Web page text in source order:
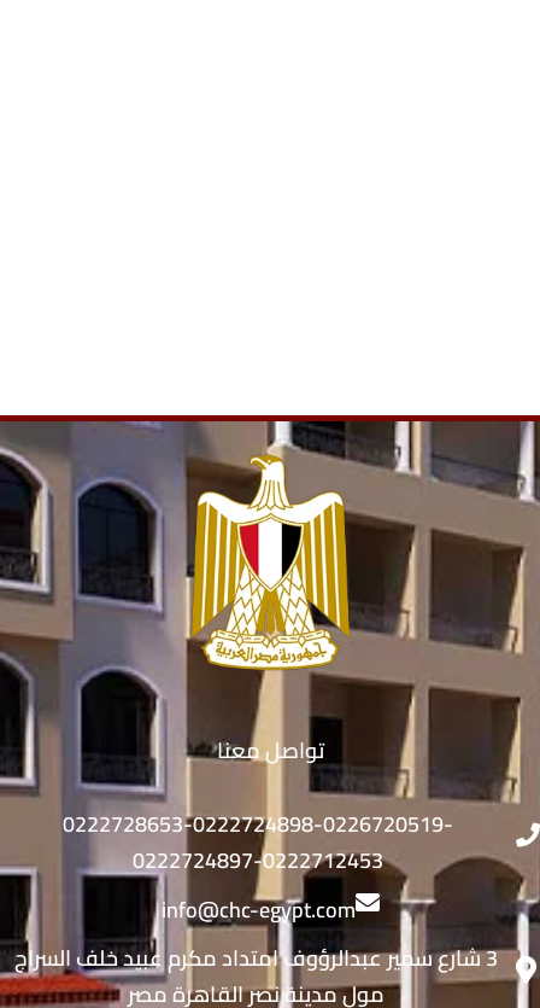
تواصل معنا
0222728653-0222724898-0226720519-
0222724897-0222712453
info@chc-egypt.com
3 شارع سمير عبدالرؤوف امتداد مكرم عبيد خلف السراج
مول مدينة نصر القاهرة مصر